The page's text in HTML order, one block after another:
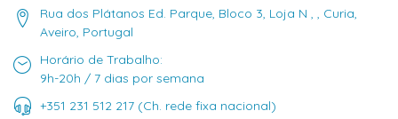
Rua dos Plátanos Ed. Parque, Bloco 3, Loja N , , Curia,
Aveiro, Portugal
Horário de Trabalho:
9h-20h / 7 dias por semana
+351 231 512 217 (Ch. rede fixa nacional)